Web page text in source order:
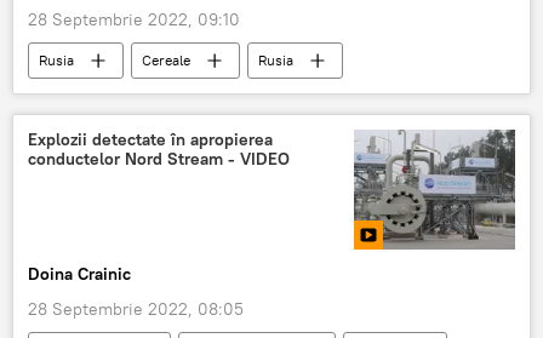
28 Septembrie 2022, 09:10
Rusia Cereale
Rusia
Vladimir Putin
Recoltă
Explozii detectate în apropierea
conductelor Nord Stream - VIDEO
Doina Crainic
28 Septembrie 2022, 08:05